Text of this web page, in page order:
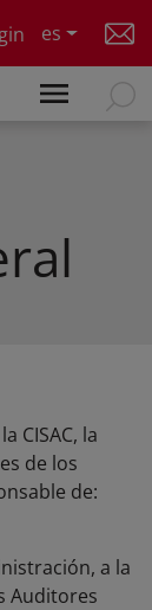
es
CISAC, la
de los
de:
a la
Auditores